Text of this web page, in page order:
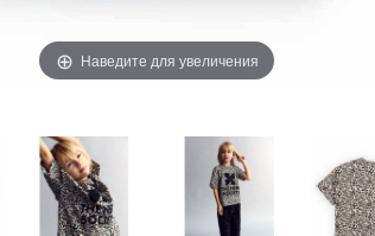
Наведите для увеличения